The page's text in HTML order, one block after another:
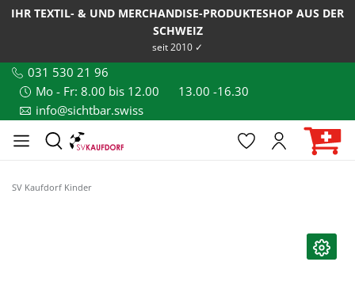
IHR TEXTIL- & UND MERCHANDISE-PRODUKTESHOP AUS DER
SCHWEIZ
seit 2010 ✓
031 530 21 96
Mo - Fr: 8.00 bis 12.00
13.00 -16.30
info@sichtbar.swiss
SV Kaufdorf Kinder